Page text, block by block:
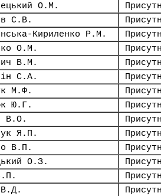
О.М.
С.В.
Кириленко Р.М.
О.М.
В.М.
С.А.
М.Ф.
Ю.Г.
В.О.
Я.П.
В.П.
О.З.
В.Д.